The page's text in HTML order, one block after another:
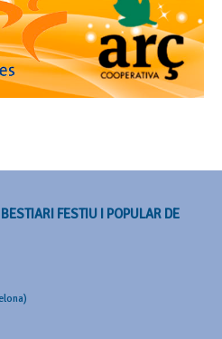
FESTIU I POPULAR DE